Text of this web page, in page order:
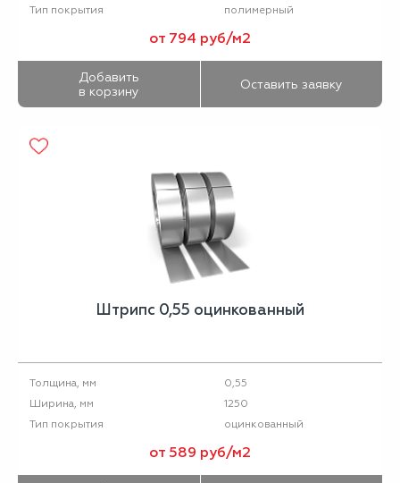
Тип покрытия
полимерный
от 794 руб/м2
Добавить
в корзину
Оставить заявку
Штрипс 0,55 оцинкованный
Толщина, мм
0,55
Ширина, мм
1250
Тип покрытия
оцинкованный
от 589 руб/м2